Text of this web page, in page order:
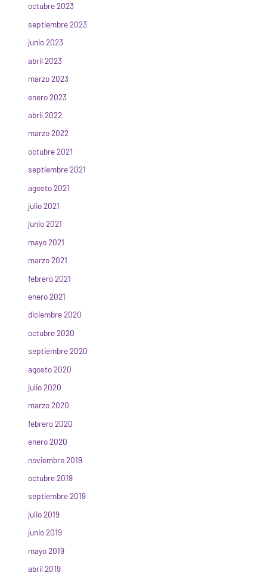
octubre 2023
septiembre 2023
junio 2023
abril 2023
marzo 2023
enero 2023
abril 2022
marzo 2022
octubre 2021
septiembre 2021
agosto 2021
julio 2021
junio 2021
mayo 2021
marzo 2021
febrero 2021
enero 2021
diciembre 2020
octubre 2020
septiembre 2020
agosto 2020
julio 2020
marzo 2020
febrero 2020
enero 2020
noviembre 2019
octubre 2019
septiembre 2019
julio 2019
junio 2019
mayo 2019
abril 2019